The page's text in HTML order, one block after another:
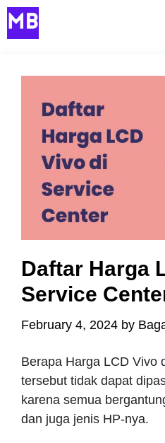
Skip
to
Daftar Harga
Service
February 4, 2024 by
Berapa Harga LCD Vivo
tersebut tidak dapat
karena semua
dan juga jenis HP-nya.